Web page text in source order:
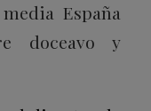
España
doceavo y